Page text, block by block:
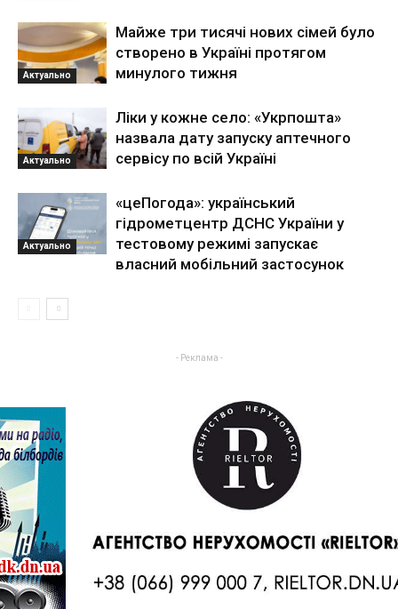
Актуально
Майже три тисячі нових сімей було
створено в Україні протягом
минулого тижня
Актуально
Ліки у кожне село: «Укрпошта»
назвала дату запуску аптечного
сервісу по всій Україні
Актуально
«цеПогода»: український
гідрометцентр ДСНС України у
тестовому режимі запускає
власний мобільний застосунок
- Реклама -